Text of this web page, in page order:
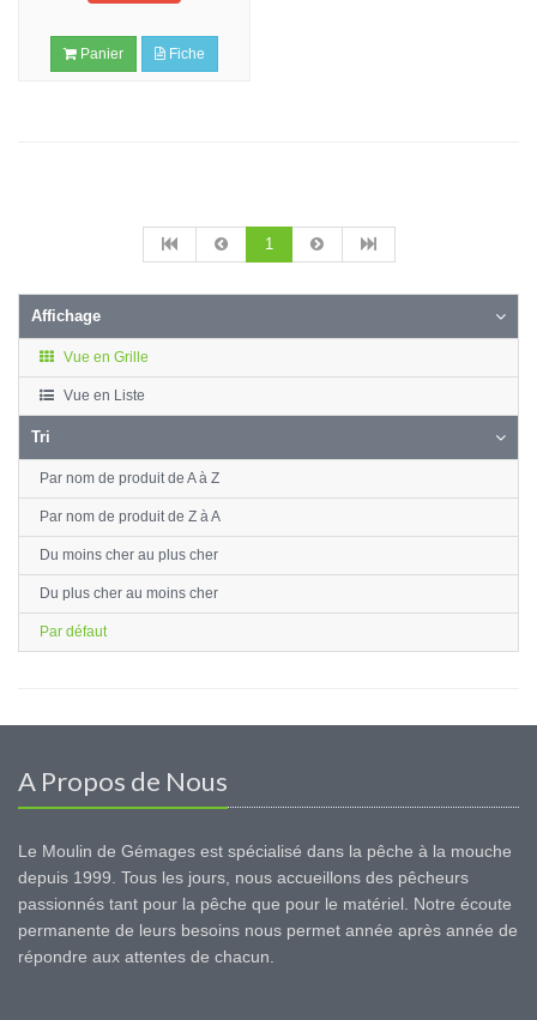
Panier Fiche
1
Affichage
Vue en Grille
Vue en Liste
Tri
Par nom de produit de A à Z
Par nom de produit de Z à A
Du moins cher au plus cher
Du plus cher au moins cher
Par défaut
A Propos de Nous
Le Moulin de Gémages est spécialisé dans la pêche à la mouche
depuis 1999. Tous les jours, nous accueillons des pêcheurs
passionnés tant pour la pêche que pour le matériel. Notre écoute
permanente de leurs besoins nous permet année après année de
répondre aux attentes de chacun.